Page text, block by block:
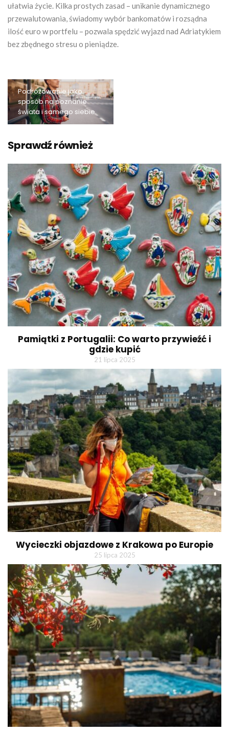
ułatwia życie. Kilka prostych zasad – unikanie dynamicznego
przewalutowania, świadomy wybór bankomatów i rozsądna
ilość euro w portfelu – pozwala spędzić wyjazd nad Adriatykiem
bez zbędnego stresu o pieniądze.
Podróżowanie jako
sposób na poznanie
świata i samego siebie
Sprawdź również
Pamiątki z Portugalii: Co warto przywieźć i
gdzie kupić
21 lipca 2025
Wycieczki objazdowe z Krakowa po Europie
25 lipca 2025